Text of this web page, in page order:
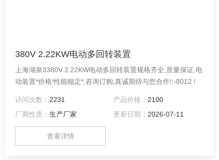
380V 2.22KW电动多回转装置
上海湖泉3380V 2.22KW电动多回转装置规格齐全,质量保证,电
动装置*价格!性能稳定*,咨询订购,真诚期待与您合作!:-8012 !
访问次数： 2231 产品价格： 2100
厂商性质：生产厂家 更新日期： 2026-07-11
查看详情